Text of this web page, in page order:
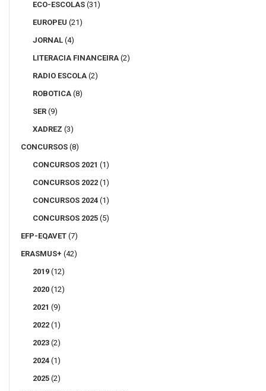
ECO-ESCOLAS (31)
EUROPEU (21)
JORNAL (4)
LITERACIA FINANCEIRA (2)
RADIO ESCOLA (2)
ROBOTICA (8)
SER (9)
XADREZ (3)
CONCURSOS (8)
CONCURSOS 2021 (1)
CONCURSOS 2022 (1)
CONCURSOS 2024 (1)
CONCURSOS 2025 (5)
EFP-EQAVET (7)
ERASMUS+ (42)
2019 (12)
2020 (12)
2021 (9)
2022 (1)
2023 (2)
2024 (1)
2025 (2)